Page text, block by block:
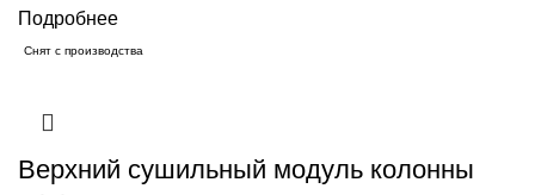
Подробнее
Снят с производства
Верхний сушильный модуль колонны